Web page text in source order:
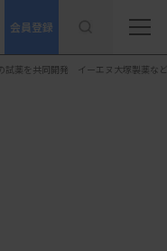
会員登録
試薬を共同開発 イーエヌ大塚製薬など